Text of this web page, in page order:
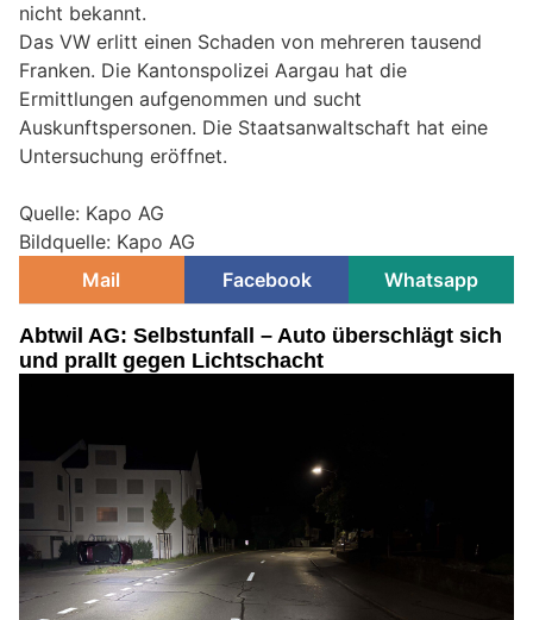
nicht bekannt.
Das VW erlitt einen Schaden von mehreren tausend
Franken. Die Kantonspolizei Aargau hat die
Ermittlungen aufgenommen und sucht
Auskunftspersonen. Die Staatsanwaltschaft hat eine
Untersuchung eröffnet.
Quelle: Kapo AG
Bildquelle: Kapo AG
Mail
Facebook Whatsapp
Abtwil AG: Selbstunfall – Auto überschlägt sich
und prallt gegen Lichtschacht